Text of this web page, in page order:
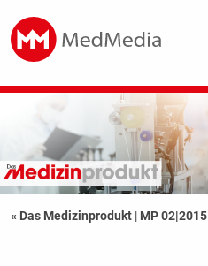
« Das Medizinprodukt | MP 02|2015